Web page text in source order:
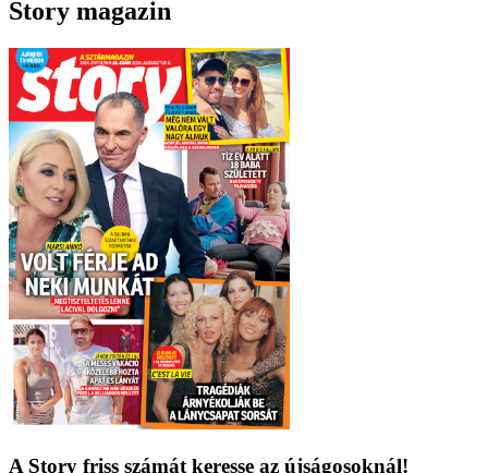
Story magazin
A Story friss számát keresse az újságosoknál!